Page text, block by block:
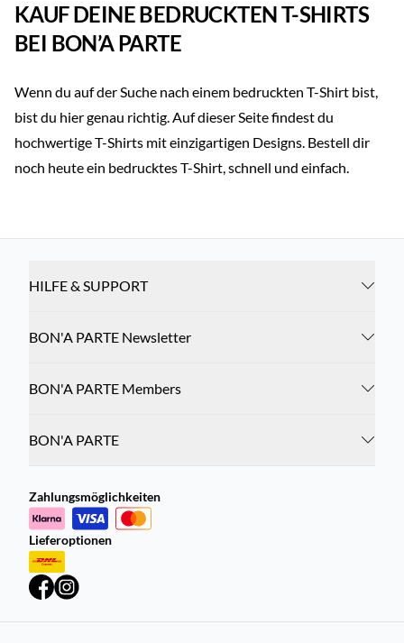
KAUF DEINE BEDRUCKTEN T-SHIRTS
BEI BON’A PARTE
Wenn du auf der Suche nach einem bedruckten T-Shirt bist,
bist du hier genau richtig. Auf dieser Seite findest du
hochwertige T-Shirts mit einzigartigen Designs. Bestell dir
noch heute ein bedrucktes T-Shirt, schnell und einfach.
HILFE & SUPPORT
BON'A PARTE Newsletter
BON'A PARTE Members
BON'A PARTE
Zahlungsmöglichkeiten
Lieferoptionen